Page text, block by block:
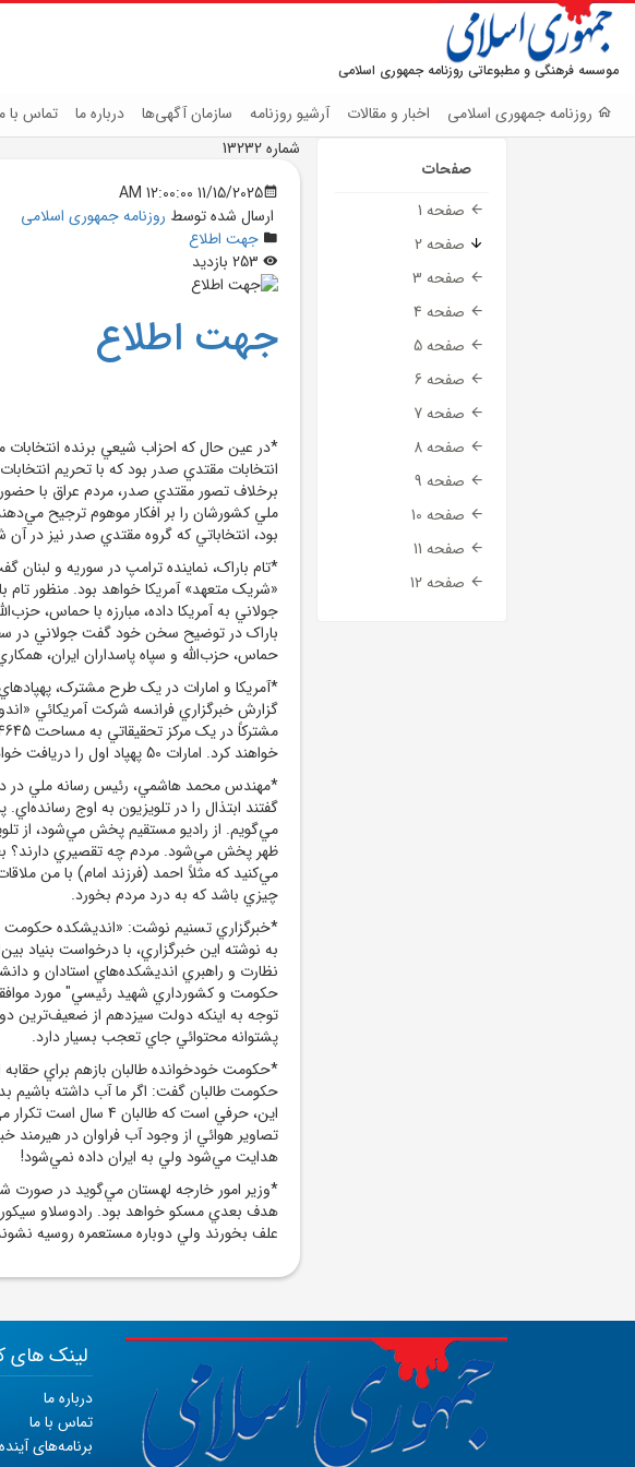
موسسه فرهنگی و مطبوعاتی روزنامه جمهوری اسلامی
روزنامه جمهوری اسلامی اخبار و مقالات آرشیو روزنامه سازمان آگهی‌ها درباره ما تماس با
صفحات
صفحه 1
صفحه 2
صفحه 3
صفحه 4
صفحه 5
صفحه 6
صفحه 7
صفحه 8
صفحه 9
صفحه 10
صفحه 11
صفحه 12
شماره 13232
11/15/2025 12:00:00 AM
ارسال شده توسط روزنامه جمهوری اسلامی
جهت اطلاع
جهت اطلاع
*در عين حال که احزاب شيعي برنده
انتخابات مقتدي صدر بود که با تحريم
بود، انتخاباتي که گروه مقتدي صدر نيز در
*تام باراک، نماينده ترامپ در سوريه و
«شريک متعهد» آمريکا خواهد بود. منظور تام
جولاني به آمريکا داده، مبارزه با حماس،
باراک در توضيح سخن خود گفت جولاني در
حماس، حزب‌الله و سپاه پاسداران ايران،
*آمريکا و امارات در يک طرح مشترک،
گزارش خبرگزاري فرانسه شرکت آمريکائي
خواهند کرد. امارات 50 پهپاد اول را دريافت خواهد کرد.
*مهندس محمد هاشمي، رئيس رسانه ملي در
گفتند ابتذال را در تلويزيون به اوج
مي‌گويم. از راديو مستقيم پخش مي‌شود،
ظهر پخش مي‌شود. مردم چه تقصيري دارند؟
مي‌کنيد که مثلاً احمد (فرزند امام) با من
چيزي باشد که به درد مردم بخورد.
*خبرگزاري تسنيم نوشت: «انديشکده
به نوشته اين خبرگزاري، با درخواست بنياد
نظارت و راهبري انديشکده‌هاي استادان و
حکومت و کشورداري شهيد رئيسي" مورد
توجه به اينکه دولت سيزدهم از ضعيف‌ترين
پشتوانه محتوائي جاي تعجب بسيار دارد.
*حکومت خودخوانده طالبان بازهم براي
حکومت طالبان گفت: اگر ما آب داشته
اين، حرفي است که
تصاوير هوائي از وجود آب فراوان در
هدايت مي‌شود ولي به ايران داده نمي‌شود!
*وزير امور خارجه لهستان مي‌گويد در صورت
هدف بعدي مسکو خواهد بود. رادوسلاو
علف بخورند ولي دوباره مستعمره روسيه
لینک های
درباره ما
تماس با ما
برنامه‌های آینده